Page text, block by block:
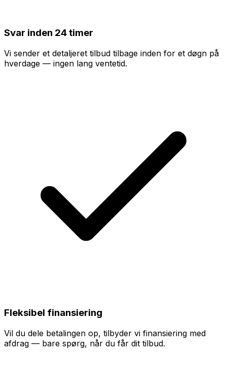
Svar inden 24 timer
Vi sender et detaljeret tilbud tilbage inden for et døgn på
hverdage — ingen lang ventetid.
Fleksibel finansiering
Vil du dele betalingen op, tilbyder vi finansiering med
afdrag — bare spørg, når du får dit tilbud.